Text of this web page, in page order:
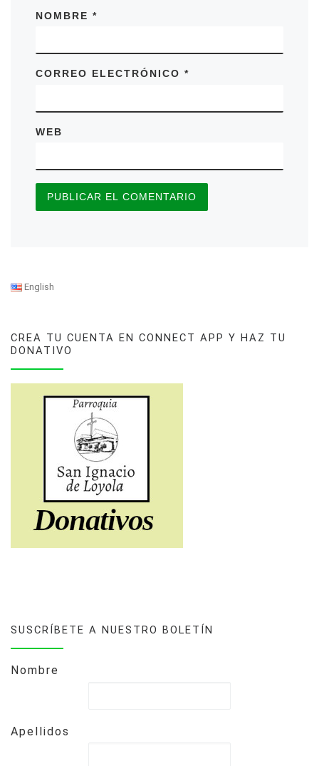
NOMBRE*
CORREO ELECTRÓNICO*
WEB
English
CREA TU CUENTA EN CONNECT APP Y HAZ TU
DONATIVO
SUSCRÍBETE A NUESTRO BOLETÍN
Nombre
Apellidos